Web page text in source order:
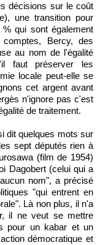
décisions sur le coût
une transition pour
qui sont également
Bercy, des
au nom de l'égalité
faut préserver les
locale peut-elle se
cet argent avant
n'ignore pas c'est
de traitement.
dit quelques mots sur
sept députés rien à
(film de 1954)
Dagobert (celui qui a
nom", a précisé
"qui entrent en
Là non plus, il n'a
il ne veut se mettre
pour un kabar et un
démocratique et